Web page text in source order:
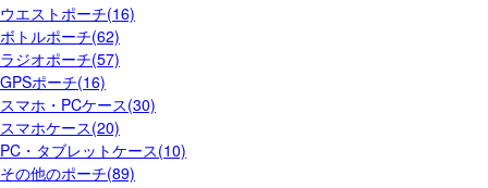
ウエストポーチ(16)
ボトルポーチ(62)
ラジオポーチ(57)
GPSポーチ(16)
スマホ・PCケース(30)
スマホケース(20)
PC・タブレットケース(10)
その他のポーチ(89)